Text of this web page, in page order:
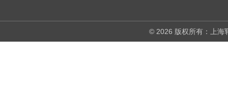
© 2026 版权所有：上